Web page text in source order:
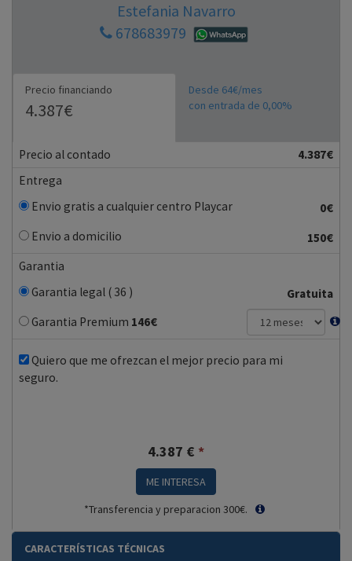
Estefania Navarro
678683979
Precio financiando
4.387€
Desde 64€/mes
con entrada de 0,00%
Precio al contado
4.387€
Entrega
Envio gratis a cualquier centro Playcar
0€
Envio a domicilio
150€
Garantia
Garantia legal ( 36 )
Gratuita
Garantia Premium 146€
Quiero que me ofrezcan el mejor precio para mi
seguro.
4.387 € *
ME INTERESA
*Transferencia y preparacion 300€.
CARACTERÍSTICAS TÉCNICAS